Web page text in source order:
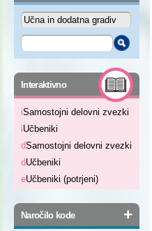
Interaktivno -
iSamostojni delovni zvezki
iUčbeniki
dSamostojni delovni zvezki
dUčbeniki
eUčbeniki (potrjeni)
Naročilo kode +